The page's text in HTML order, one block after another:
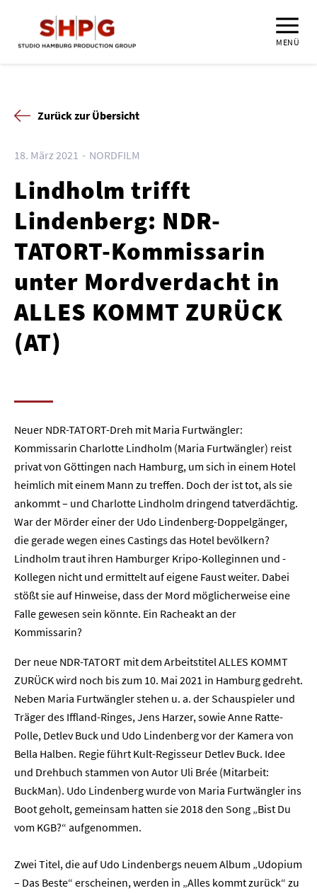
MENÜ
Zurück zur Übersicht
18. März 2021 NORDFILM
Lindholm trifft
Lindenberg: NDR-
TATORT-Kommissarin
unter Mordverdacht in
ALLES KOMMT ZURÜCK
(AT)
Neuer NDR-TATORT-Dreh mit Maria Furtwängler:
Kommissarin Charlotte Lindholm (Maria Furtwängler) reist
privat von Göttingen nach Hamburg, um sich in einem Hotel
heimlich mit einem Mann zu treffen. Doch der ist tot, als sie
ankommt – und Charlotte Lindholm dringend tatverdächtig.
War der Mörder einer der Udo Lindenberg-Doppelgänger,
die gerade wegen eines Castings das Hotel bevölkern?
Lindholm traut ihren Hamburger Kripo-Kolleginnen und -
Kollegen nicht und ermittelt auf eigene Faust weiter. Dabei
stößt sie auf Hinweise, dass der Mord möglicherweise eine
Falle gewesen sein könnte. Ein Racheakt an der
Kommissarin?
Der neue NDR-TATORT mit dem Arbeitstitel ALLES KOMMT
ZURÜCK wird noch bis zum 10. Mai 2021 in Hamburg gedreht.
Neben Maria Furtwängler stehen u. a. der Schauspieler und
Träger des Iffland-Ringes, Jens Harzer, sowie Anne Ratte-
Polle, Detlev Buck und Udo Lindenberg vor der Kamera von
Bella Halben. Regie führt Kult-Regisseur Detlev Buck. Idee
und Drehbuch stammen von Autor Uli Brée (Mitarbeit:
BuckMan). Udo Lindenberg wurde von Maria Furtwängler ins
Boot geholt, gemeinsam hatten sie 2018 den Song „Bist Du
vom KGB?“ aufgenommen.
Zwei Titel, die auf Udo Lindenbergs neuem Album „Udopium
– Das Beste“ erscheinen, werden in „Alles kommt zurück“ zu